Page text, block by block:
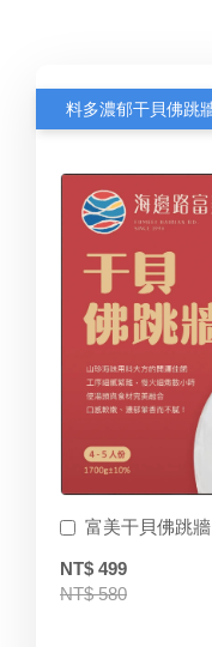
富美干貝佛跳牆
NT$ 499
NT$ 580